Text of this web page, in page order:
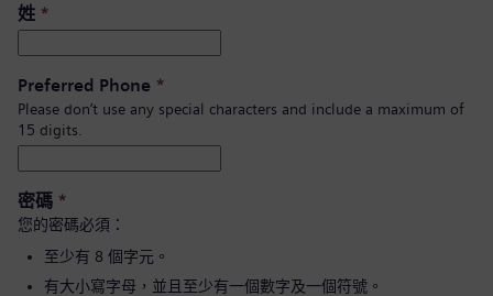
姓 *
Preferred Phone *
Please don’t use any special characters and include a maximum of
15 digits.
密碼 *
您的密碼必須：
至少有 8 個字元。
有大小寫字母，並且至少有一個數字及一個符號。